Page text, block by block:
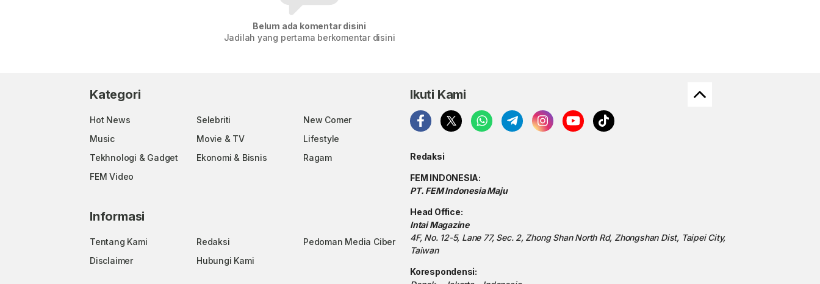
Belum ada komentar disini
Jadilah yang pertama berkomentar disini
Kategori
Hot News Selebriti
New Comer
Music
Movie & TV
Lifestyle
Tekhnologi & Gadget
Ekonomi & Bisnis
Ragam
FEM Video
Informasi
Tentang Kami Redaksi
Pedoman Media Ciber
Disclaimer
Hubungi Kami
Ikuti Kami
Redaksi
FEM INDONESIA:
PT. FEM Indonesia Maju
Head Office:
Intai Magazine
4F, No. 12-5, Lane 77, Sec. 2, Zhong Shan North Rd, Zhongshan Dist, Taipei City,
Taiwan
Korespondensi: